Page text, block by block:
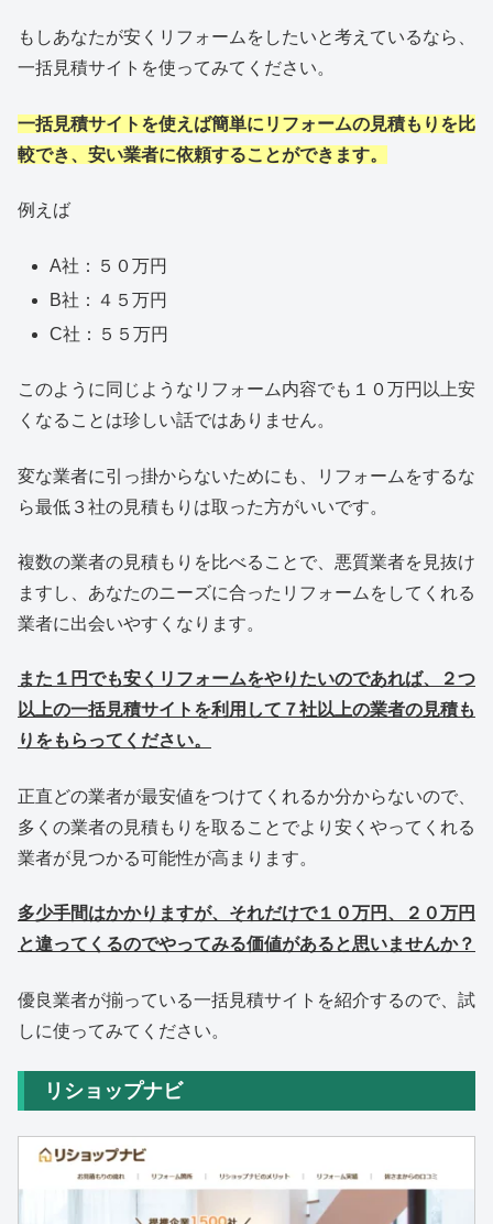
もしあなたが安くリフォームをしたいと考えているなら、
一括見積サイトを使ってみてください。
一括見積サイトを使えば簡単にリフォームの見積もりを比
較でき、安い業者に依頼することができます。
例えば
A社：５０万円
B社：４５万円
C社：５５万円
このように同じようなリフォーム内容でも１０万円以上安
くなることは珍しい話ではありません。
変な業者に引っ掛からないためにも、リフォームをするな
ら最低３社の見積もりは取った方がいいです。
複数の業者の見積もりを比べることで、悪質業者を見抜け
ますし、あなたのニーズに合ったリフォームをしてくれる
業者に出会いやすくなります。
また１円でも安くリフォームをやりたいのであれば、２つ
以上の一括見積サイトを利用して７社以上の業者の見積も
りをもらってください。
正直どの業者が最安値をつけてくれるか分からないので、
多くの業者の見積もりを取ることでより安くやってくれる
業者が見つかる可能性が高まります。
多少手間はかかりますが、それだけで１０万円、２０万円
と違ってくるのでやってみる価値があると思いませんか？
優良業者が揃っている一括見積サイトを紹介するので、試
しに使ってみてください。
リショップナビ